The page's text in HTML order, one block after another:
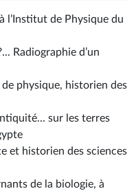
l’Institut de Physique du
Radiographie d’un
physique, historien des
sur les terres
et historien des sciences
de la biologie, à